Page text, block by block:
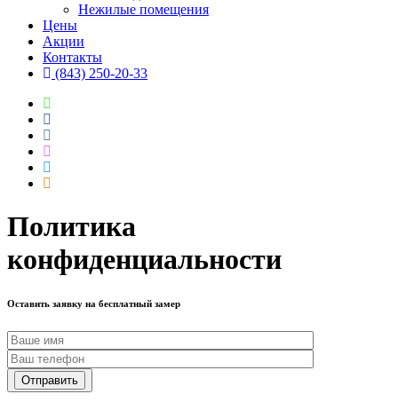
Нежилые помещения
Цены
Акции
Контакты
(843) 250-20-33
Политика
конфиденциальности
Оставить заявку на бесплатный замер